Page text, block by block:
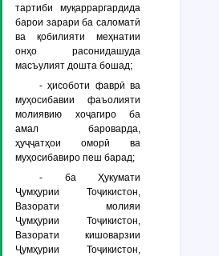
тартиби муқарраргардида
барои зарари ба саломатӣ
ва қобилияти меҳнатии
онҳо расонидашуда
масъулият дошта бошад;
- ҳисоботи фаврӣ ва
муҳосибавии фаъолияти
молиявию хоҷагиро ба
амал бароварда,
ҳуҷҷатҳои оморӣ ва
муҳосибавиро пеш барад;
- ба Ҳукумати
Ҷумҳурии Тоҷикистон,
Вазорати молияи
Ҷумҳурии Тоҷикистон,
Вазорати кишоварзии
Ҷумҳурии Тоҷикистон,